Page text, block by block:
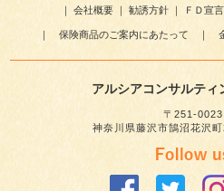
｜会社概要｜ 勧誘方針｜ ＦＤ宣言
｜ 保険商品のご案内にあたって ｜
アルシアコンサルティ
〒251-0023
神奈川県藤沢市鵠沼花沢